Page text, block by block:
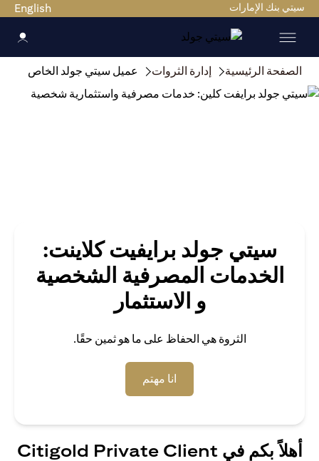
سيتي بنك الإمارات English
الصفحة الرئيسية إدارة الثروات عميل سيتي جولد الخاص
سيتي جولد برايفيت كلاينت:
الخدمات المصرفية الشخصية
و الاستثمار
الثروة هي الحفاظ على ما هو ثمين حقًا.
انا مهتم
أهلاً بكم في Citigold Private Client